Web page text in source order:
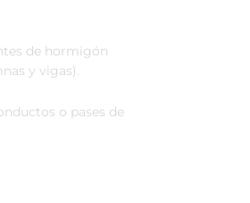
de hormigón
y vigas).
o pases de